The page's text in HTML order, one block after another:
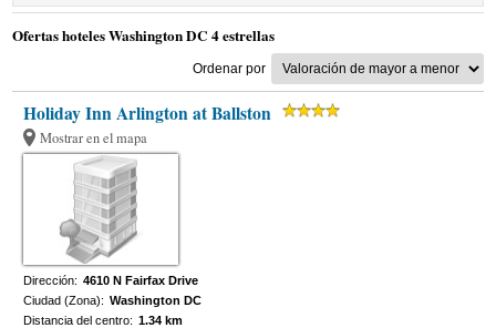
Ofertas hoteles Washington DC 4 estrellas
Ordenar por
Holiday Inn Arlington at Ballston
Mostrar en el mapa
Dirección: 4610 N Fairfax Drive
Ciudad (Zona): Washington DC
Distancia del centro: 1.34 km